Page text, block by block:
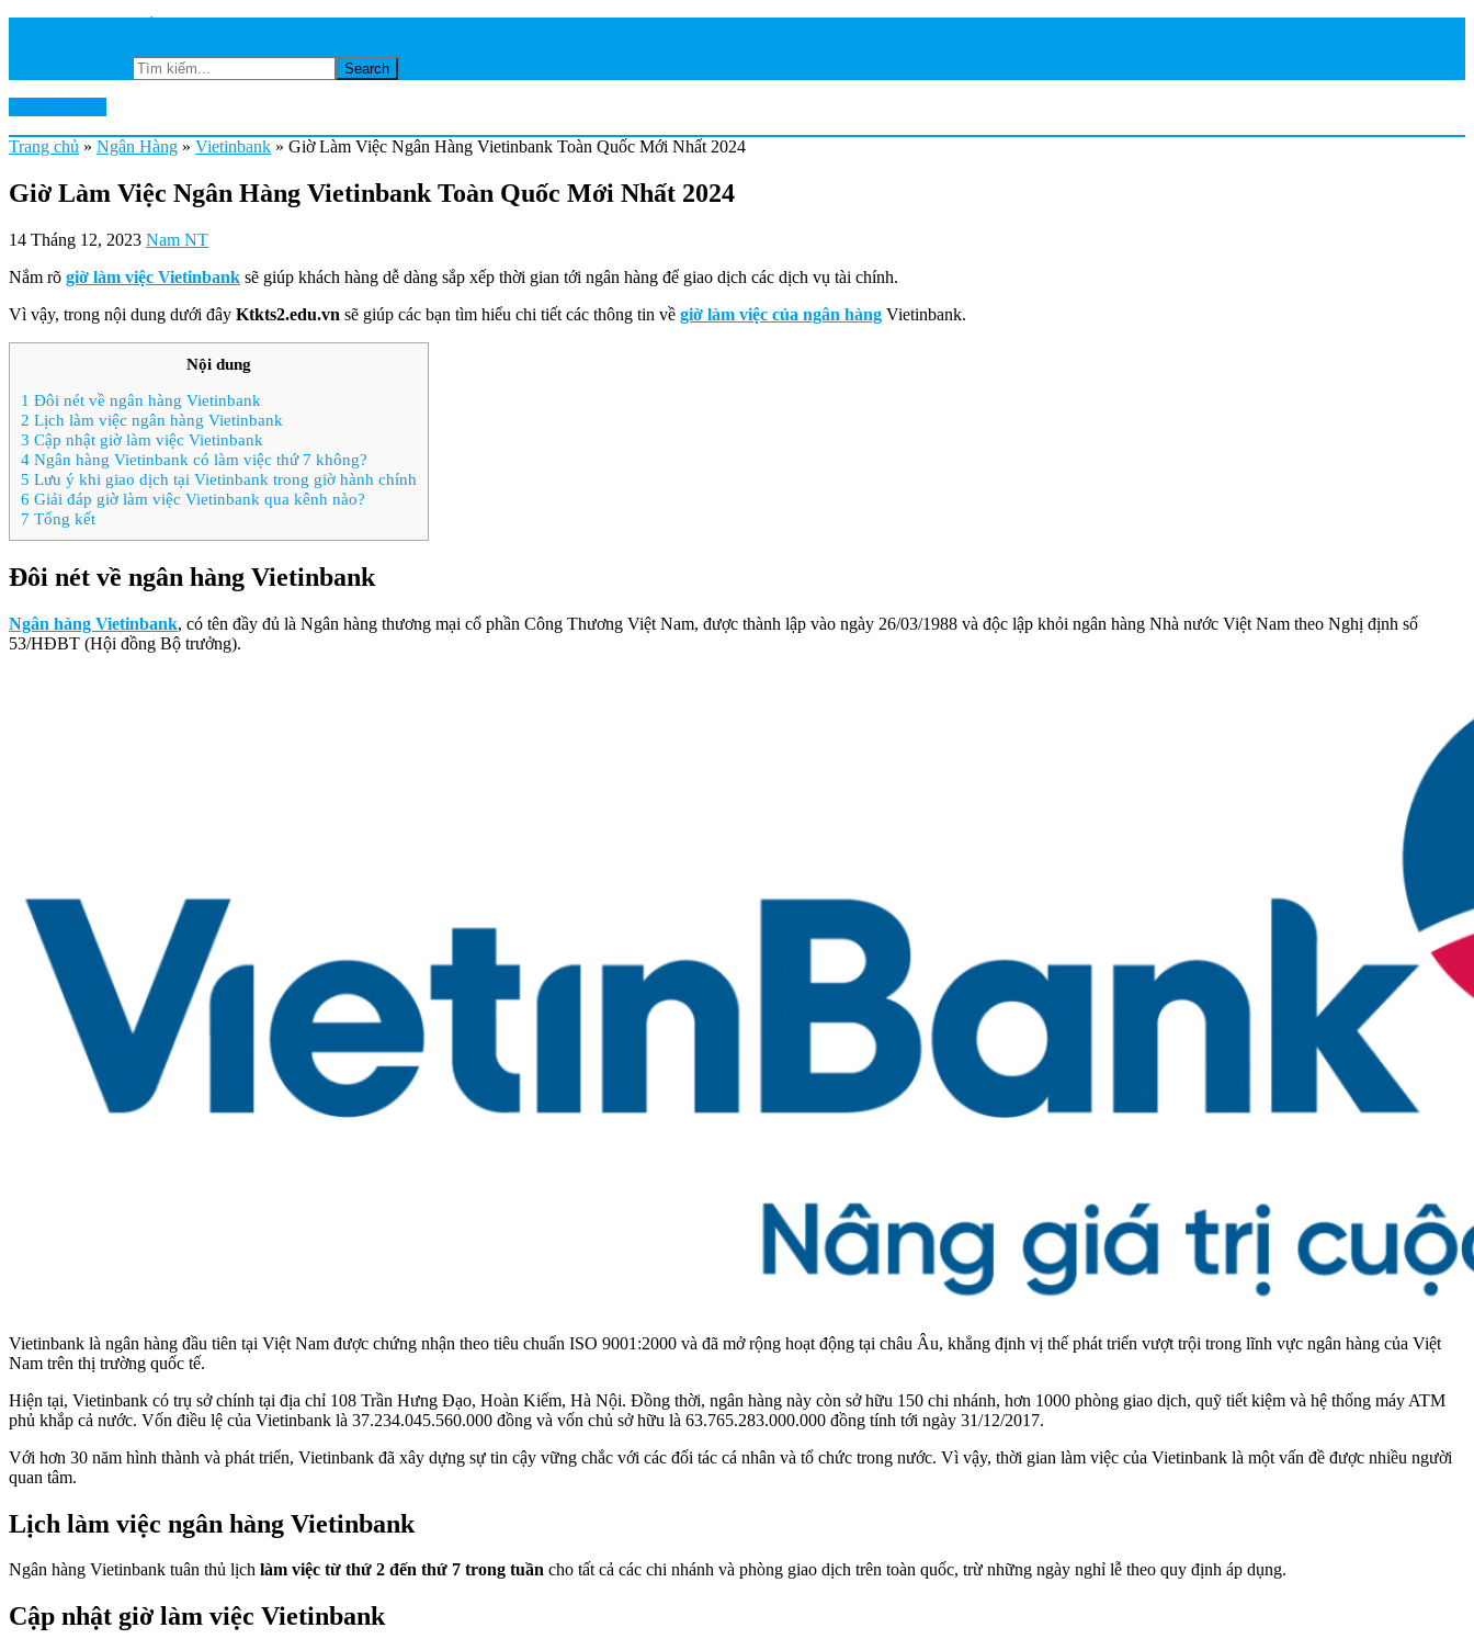
Trang chủ » Ngân Hàng » Vietinbank » Giờ Làm Việc Ngân Hàng Vietinbank Toàn Quốc Mới Nhất 2024
Giờ Làm Việc Ngân Hàng Vietinbank Toàn Quốc Mới Nhất 2024
14 Tháng 12, 2023 Nam NT
Nắm rõ giờ làm việc Vietinbank sẽ giúp khách hàng dễ dàng sắp xếp thời gian tới ngân hàng để giao dịch các dịch vụ tài chính.
Vì vậy, trong nội dung dưới đây Ktkts2.edu.vn sẽ giúp các bạn tìm hiểu chi tiết các thông tin về giờ làm việc của ngân hàng Vietinbank.
Nội dung
1 Đôi nét về ngân hàng Vietinbank
2 Lịch làm việc ngân hàng Vietinbank
3 Cập nhật giờ làm việc Vietinbank
4 Ngân hàng Vietinbank có làm việc thứ 7 không?
5 Lưu ý khi giao dịch tại Vietinbank trong giờ hành chính
6 Giải đáp giờ làm việc Vietinbank qua kênh nào?
7 Tổng kết
Đôi nét về ngân hàng Vietinbank
Ngân hàng Vietinbank, có tên đầy đủ là Ngân hàng thương mại cổ phần Công Thương Việt Nam, được thành lập vào ngày 26/03/1988 và độc lập khỏi ngân hàng Nhà nước Việt Nam theo Nghị định số
53/HĐBT (Hội đồng Bộ trưởng).
Vietinbank là ngân hàng đầu tiên tại Việt Nam được chứng nhận theo tiêu chuẩn ISO 9001:2000 và đã mở rộng hoạt động tại châu Âu, khẳng định vị thế phát triển vượt trội trong lĩnh vực ngân hàng của Việt
Nam trên thị trường quốc tế.
Hiện tại, Vietinbank có trụ sở chính tại địa chỉ 108 Trần Hưng Đạo, Hoàn Kiếm, Hà Nội. Đồng thời, ngân hàng này còn sở hữu 150 chi nhánh, hơn 1000 phòng giao dịch, quỹ tiết kiệm và hệ thống máy ATM
phủ khắp cả nước. Vốn điều lệ của Vietinbank là 37.234.045.560.000 đồng và vốn chủ sở hữu là 63.765.283.000.000 đồng tính tới ngày 31/12/2017.
Với hơn 30 năm hình thành và phát triển, Vietinbank đã xây dựng sự tin cậy vững chắc với các đối tác cá nhân và tổ chức trong nước. Vì vậy, thời gian làm việc của Vietinbank là một vấn đề được nhiều người
quan tâm.
Lịch làm việc ngân hàng Vietinbank
Ngân hàng Vietinbank tuân thủ lịch làm việc từ thứ 2 đến thứ 7 trong tuần cho tất cả các chi nhánh và phòng giao dịch trên toàn quốc, trừ những ngày nghỉ lễ theo quy định áp dụng.
Cập nhật giờ làm việc Vietinbank